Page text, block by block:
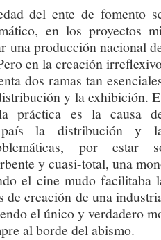
del ente de fomento
en los proyectos
una producción nacional
en la creación
dos ramas tan
y la exhibición.
práctica es la causa
la distribución y
por estar
y cuasi-total, una
el cine mudo facilitaba
de creación de una
el único y verdadero
al borde del abismo.